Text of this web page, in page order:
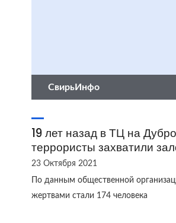
СвирьИнфо
19 лет назад в ТЦ на
террористы захватили
23 Октября 2021
По данным общественной
жертвами стали 174 человека